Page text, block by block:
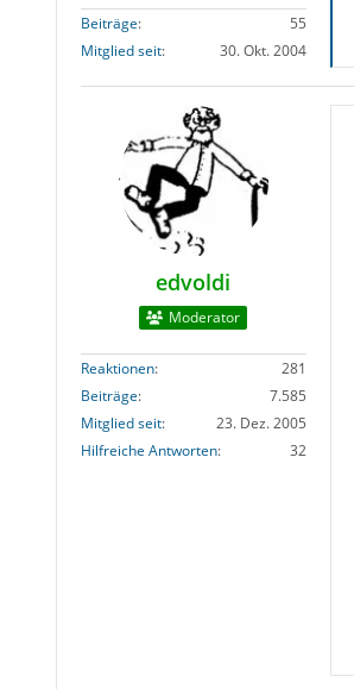
Beiträge
55
Mitglied seit
30. Okt. 2004
edvoldi
Moderator
Reaktionen
281
Beiträge
7.585
Mitglied seit
23. Dez. 2005
Hilfreiche Antworten
32